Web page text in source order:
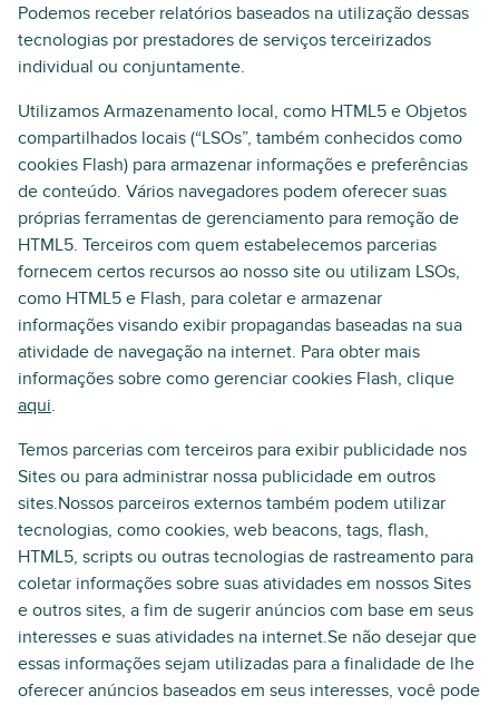
Podemos receber relatórios baseados na utilização dessas
tecnologias por prestadores de serviços terceirizados
individual ou conjuntamente.
Utilizamos Armazenamento local, como HTML5 e Objetos
compartilhados locais (“LSOs”, também conhecidos como
cookies Flash) para armazenar informações e preferências
de conteúdo. Vários navegadores podem oferecer suas
próprias ferramentas de gerenciamento para remoção de
HTML5. Terceiros com quem estabelecemos parcerias
fornecem certos recursos ao nosso site ou utilizam LSOs,
como HTML5 e Flash, para coletar e armazenar
informações visando exibir propagandas baseadas na sua
atividade de navegação na internet. Para obter mais
informações sobre como gerenciar cookies Flash, clique
aqui.
Temos parcerias com terceiros para exibir publicidade nos
Sites ou para administrar nossa publicidade em outros
sites.Nossos parceiros externos também podem utilizar
tecnologias, como cookies, web beacons, tags, flash,
HTML5, scripts ou outras tecnologias de rastreamento para
coletar informações sobre suas atividades em nossos Sites
e outros sites, a fim de sugerir anúncios com base em seus
interesses e suas atividades na internet.Se não desejar que
essas informações sejam utilizadas para a finalidade de lhe
oferecer anúncios baseados em seus interesses, você pode